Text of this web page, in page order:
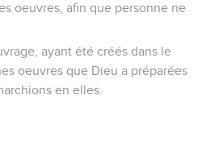
oeuvres, afin que personne ne
ayant été créés dans le
oeuvres que Dieu a préparées
en elles.